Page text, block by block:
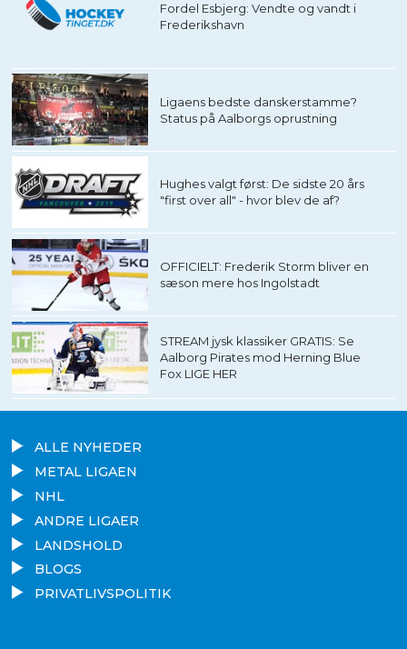
Fordel Esbjerg: Vendte og vandt i
Frederikshavn
Ligaens bedste danskerstamme?
Status på Aalborgs oprustning
Hughes valgt først: De sidste 20 års
"first over all" - hvor blev de af?
OFFICIELT: Frederik Storm bliver en
sæson mere hos Ingolstadt
STREAM jysk klassiker GRATIS: Se
Aalborg Pirates mod Herning Blue
Fox LIGE HER
ALLE NYHEDER
METAL LIGAEN
NHL
ANDRE LIGAER
LANDSHOLD
BLOGS
PRIVATLIVSPOLITIK